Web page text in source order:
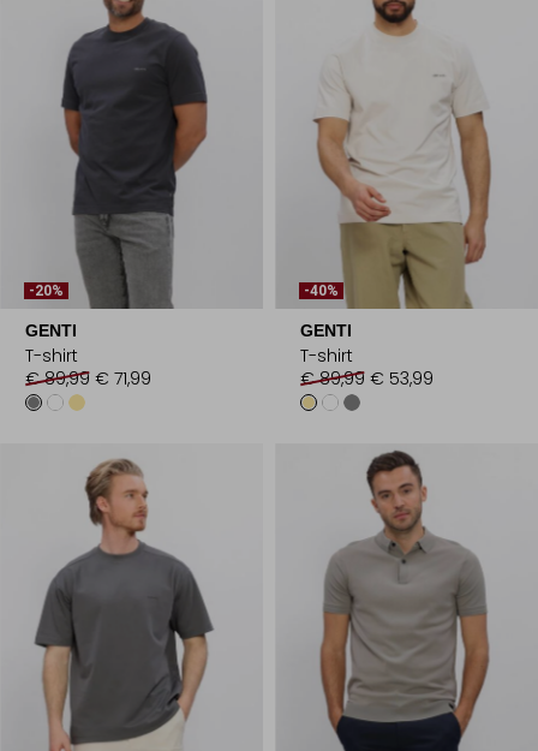
-20%
GENTI
T-shirt
€ 89,99 € 71,99
-40%
GENTI
T-shirt
€ 89,99 € 53,99